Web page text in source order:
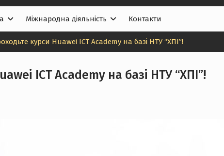
Міжнародна діяльність Контакти
курси Huawei ICT Academy на базі НТУ “ХПІ”!
ICT Academy на базі НТУ “ХПІ”!